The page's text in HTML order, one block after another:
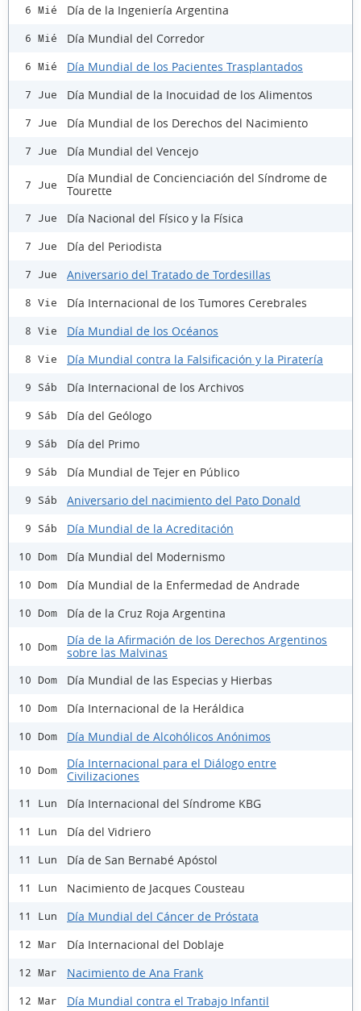
6 Mié Día de la Ingeniería Argentina
6 Mié Día Mundial del Corredor
6 Mié Día Mundial de los Pacientes Trasplantados
7 Jue Día Mundial de la Inocuidad de los Alimentos
7 Jue Día Mundial de los Derechos del Nacimiento
7 Jue Día Mundial del Vencejo
7 Jue
Día Mundial de Concienciación del Síndrome de
Tourette
7 Jue Día Nacional del Físico y la Física
7 Jue Día del Periodista
7 Jue Aniversario del Tratado de Tordesillas
8 Vie Día Internacional de los Tumores Cerebrales
8 Vie Día Mundial de los Océanos
8 Vie Día Mundial contra la Falsificación y la Piratería
9 Sáb Día Internacional de los Archivos
9 Sáb Día del Geólogo
9 Sáb Día del Primo
9 Sáb Día Mundial de Tejer en Público
9 Sáb Aniversario del nacimiento del Pato Donald
9 Sáb Día Mundial de la Acreditación
10 Dom Día Mundial del Modernismo
10 Dom Día Mundial de la Enfermedad de Andrade
10 Dom Día de la Cruz Roja Argentina
10 Dom
Día de la Afirmación de los Derechos Argentinos
sobre las Malvinas
10 Dom Día Mundial de las Especias y Hierbas
10 Dom Día Internacional de la Heráldica
10 Dom Día Mundial de Alcohólicos Anónimos
10 Dom
Día Internacional para el Diálogo entre
Civilizaciones
11 Lun Día Internacional del Síndrome KBG
11 Lun Día del Vidriero
11 Lun Día de San Bernabé Apóstol
11 Lun Nacimiento de Jacques Cousteau
11 Lun Día Mundial del Cáncer de Próstata
12 Mar Día Internacional del Doblaje
12 Mar Nacimiento de Ana Frank
12 Mar Día Mundial contra el Trabajo Infantil